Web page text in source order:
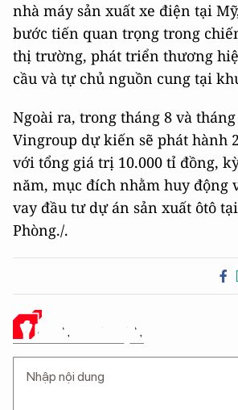
nhà máy sản xuất xe điện tại
bước tiến quan trọng trong
thị trường, phát triển thương
cầu và tự chủ nguồn cung tại
Ngoài ra, trong tháng 8 và tháng
Vingroup dự kiến sẽ phát hành
với tổng giá trị 10.000 tỉ đồng,
năm, mục đích nhằm huy động
vay đầu tư dự án sản xuất ôtô
Phòng./.
Ý KIẾN CỦA BẠN